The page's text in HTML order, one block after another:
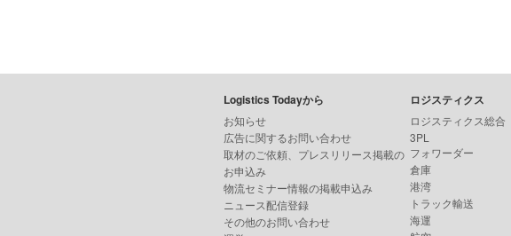
Logistics Todayから
お知らせ
広告に関するお問い合わせ
取材のご依頼、プレスリリース掲載の
お申込み
物流セミナー情報の掲載申込み
ニュース配信登録
その他のお問い合わせ
ロジスティクス
ロジスティクス総合
3PL
フォワーダー
倉庫
港湾
トラック輸送
海運